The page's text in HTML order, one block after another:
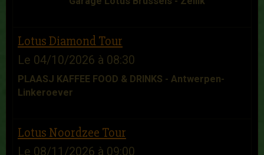
Lotus Diamond Tour
Le 04/10/2026 à 08:30
PLAASJ KAFFEE FOOD & DRINKS - Antwerpen-
Linkeroever
Lotus Noordzee Tour
Le 08/11/2026 à 09:00